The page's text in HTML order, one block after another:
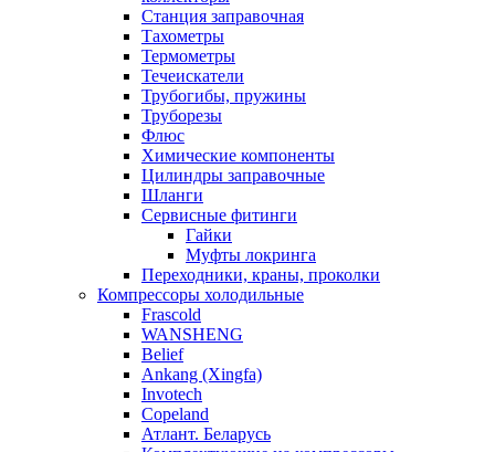
Станция заправочная
Тахометры
Термометры
Течеискатели
Трубогибы, пружины
Труборезы
Флюс
Химические компоненты
Цилиндры заправочные
Шланги
Сервисные фитинги
Гайки
Муфты локринга
Переходники, краны, проколки
Компрессоры холодильные
Frascold
WANSHENG
Belief
Ankang (Xingfa)
Invotech
Copeland
Атлант. Беларусь